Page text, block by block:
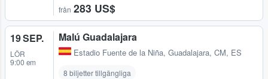
från 283 US$
19 SEP.
LÖR
9:00 em
Malú Guadalajara
Estadio Fuente de la Niña, Guadalajara, CM, ES
8 biljetter tillgängliga